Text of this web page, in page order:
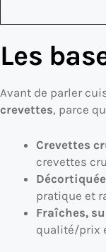
Les
Avant de parler
crevettes, parce
Crevettes
crevettes
pratique et
Fraîches,
qualité/prix